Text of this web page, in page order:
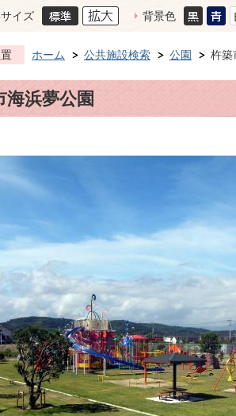
イズ 背景色
ホーム 公共施設検索 公園 杵築
海浜夢公園